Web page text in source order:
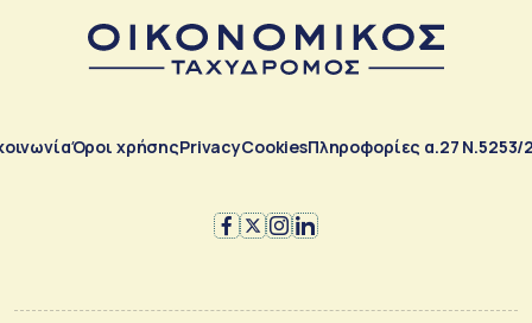
Όροι χρήσηςPrivacyCookiesΠληροφορίες α.27 Ν.5253/